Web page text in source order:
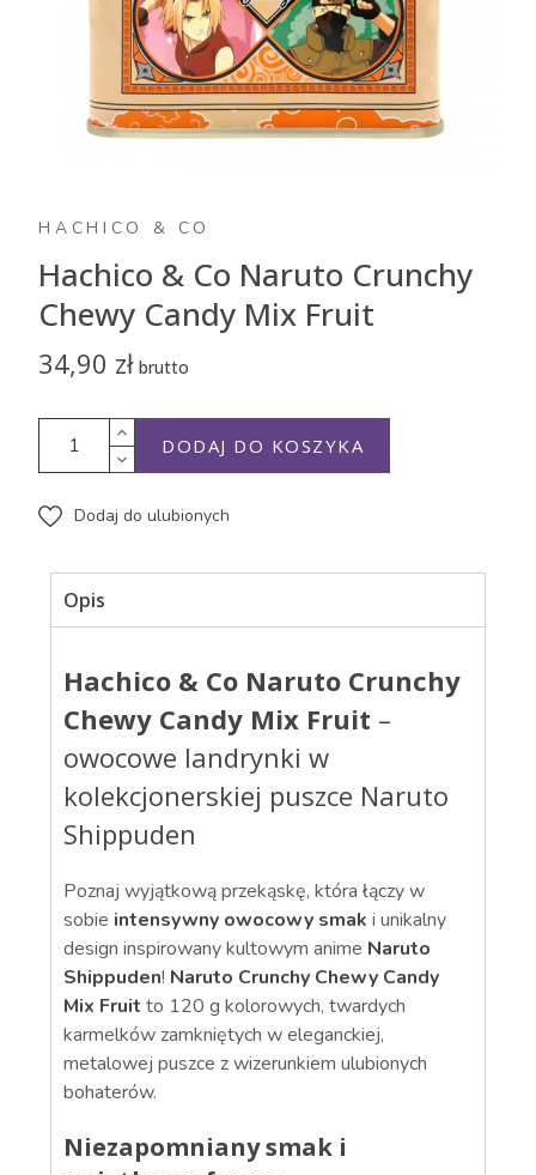
HACHICO & CO
Hachico & Co Naruto Crunchy
Chewy Candy Mix Fruit
34,90 zł brutto
DODAJ DO KOSZYKA
Dodaj do ulubionych
Opis
Hachico & Co Naruto Crunchy
Chewy Candy Mix Fruit –
owocowe landrynki w
kolekcjonerskiej puszce Naruto
Shippuden
Poznaj wyjątkową przekąskę, która łączy w
sobie intensywny owocowy smak i unikalny
design inspirowany kultowym anime Naruto
Shippuden! Naruto Crunchy Chewy Candy
Mix Fruit to 120 g kolorowych, twardych
karmelków zamkniętych w eleganckiej,
metalowej puszce z wizerunkiem ulubionych
bohaterów.
Niezapomniany smak i